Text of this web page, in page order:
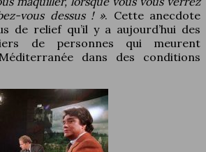
vous dessus ! ». Cette anecdote
de relief qu’il y a aujourd’hui des
de personnes qui meurent
dans des conditions